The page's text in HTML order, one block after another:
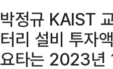
박정규 KAIST
터리 설비 투자
요타는 2023년